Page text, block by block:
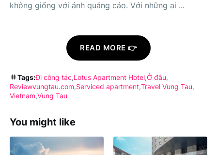
không giống với ảnh quảng cáo. Với những ai ...
READ MORE 👉
Tags:Đi công tác Lotus Apartment Hotel Ở đâu
Reviewvungtau.com Serviced apartment Travel Vung Tau
Vietnam Vung Tau
You might like